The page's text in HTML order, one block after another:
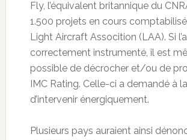
Fly, l’équivalent britannique du
1.500 projets en cours
Light Aircraft Assocition (LAA). Si
correctement instrumenté, il est
possible de décrocher et/ou de
IMC Rating. Celle-ci a demandé à
d’intervenir énergiquement.
Plusieurs pays auraient ainsi